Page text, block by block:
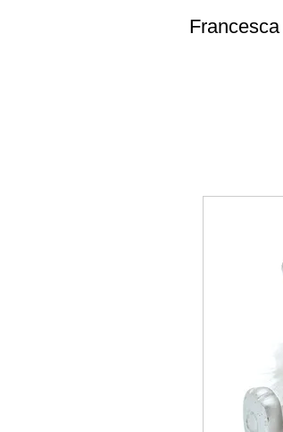
Francesca